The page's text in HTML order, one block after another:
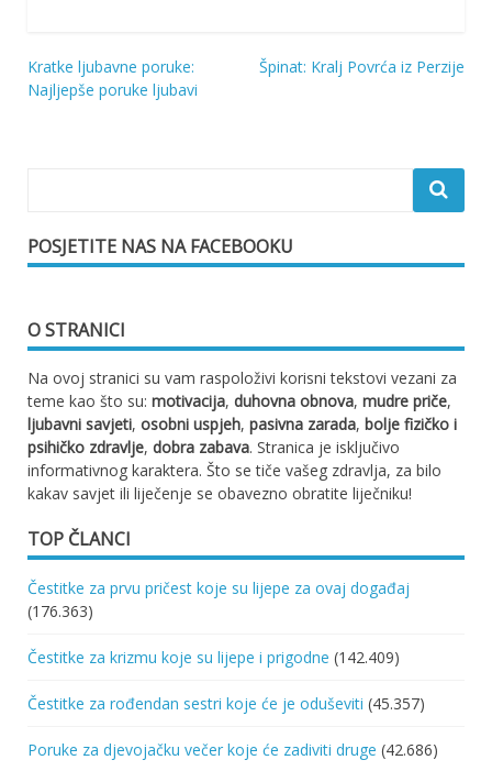
Navigacija
Kratke ljubavne poruke:
Najljepše poruke ljubavi
Špinat: Kralj Povrća iz Perzije
POSJETITE NAS NA FACEBOOKU
O STRANICI
Na ovoj stranici su vam raspoloživi korisni tekstovi vezani za
teme kao što su: motivacija, duhovna obnova, mudre priče,
ljubavni savjeti, osobni uspjeh, pasivna zarada, bolje fizičko i
psihičko zdravlje, dobra zabava. Stranica je isključivo
informativnog karaktera. Što se tiče vašeg zdravlja, za bilo
kakav savjet ili liječenje se obavezno obratite liječniku!
TOP ČLANCI
Čestitke za prvu pričest koje su lijepe za ovaj događaj
(176.363)
Čestitke za krizmu koje su lijepe i prigodne (142.409)
Čestitke za rođendan sestri koje će je oduševiti (45.357)
Poruke za djevojačku večer koje će zadiviti druge (42.686)